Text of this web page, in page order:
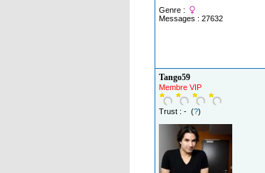
Genre :
Messages : 27632
Tango59
Membre VIP
Trust : - (?)